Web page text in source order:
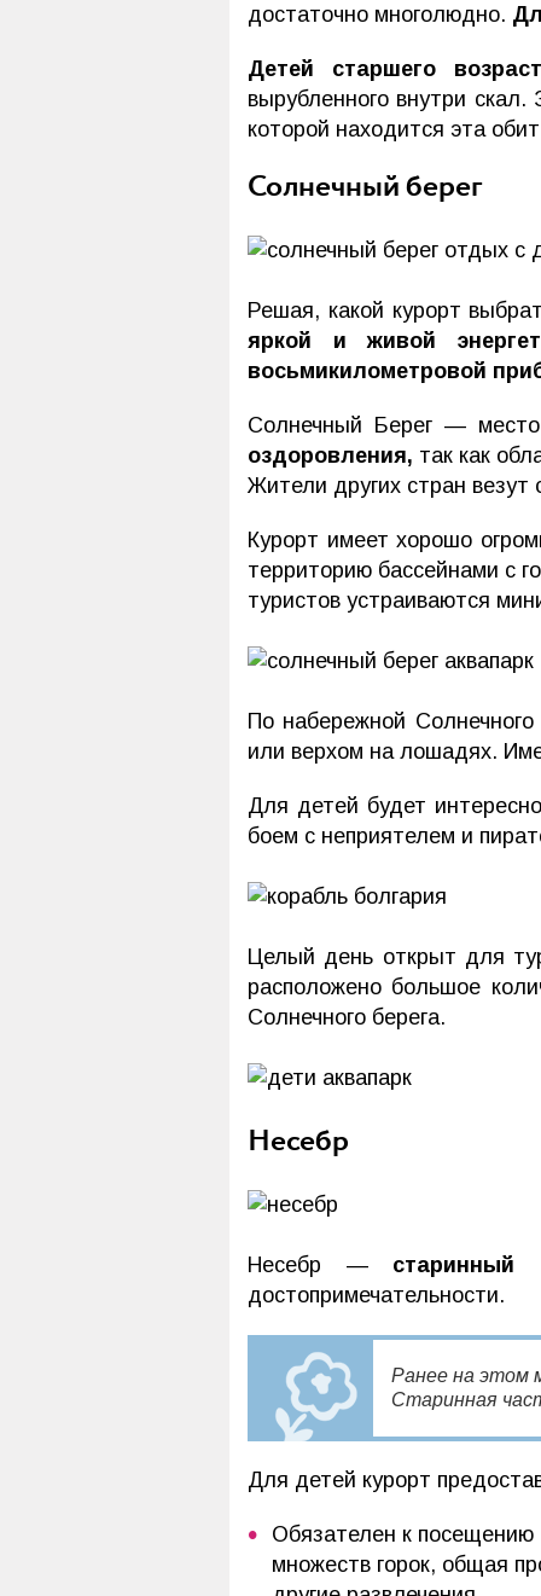
достаточно многолюдно.
Детей старшего
вырубленного внутри
которой находится эта
Солнечный берег
Решая, какой курорт
яркой и живой
восьмикилометровой
Солнечный Берег —
оздоровления, так как
Жители других стран
Курорт имеет хорошо
территорию бассейнами с
туристов устраиваются
По набережной
или верхом на лошадях.
Для детей будет
боем с неприятелем и
Целый день открыт для
расположено большое
Солнечного берега.
Несебр
Несебр — старинный
достопримечательности.
Ранее на этом
Старинная
Для детей курорт
Обязателен к посещению
множеств горок, общая